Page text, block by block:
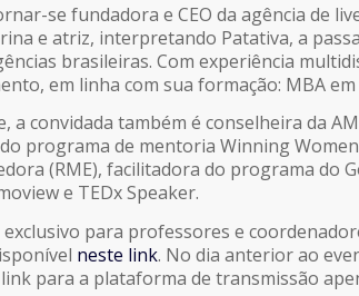
se fundadora e CEO da agência de
e atriz, interpretando Patativa, a
brasileiras. Com experiência
em linha com sua formação: MBA
a convidada também é conselheira da
programa de mentoria Winning
(RME), facilitadora do programa do
e TEDx Speaker.
para professores e
neste link. No dia anterior ao
para a plataforma de transmissão